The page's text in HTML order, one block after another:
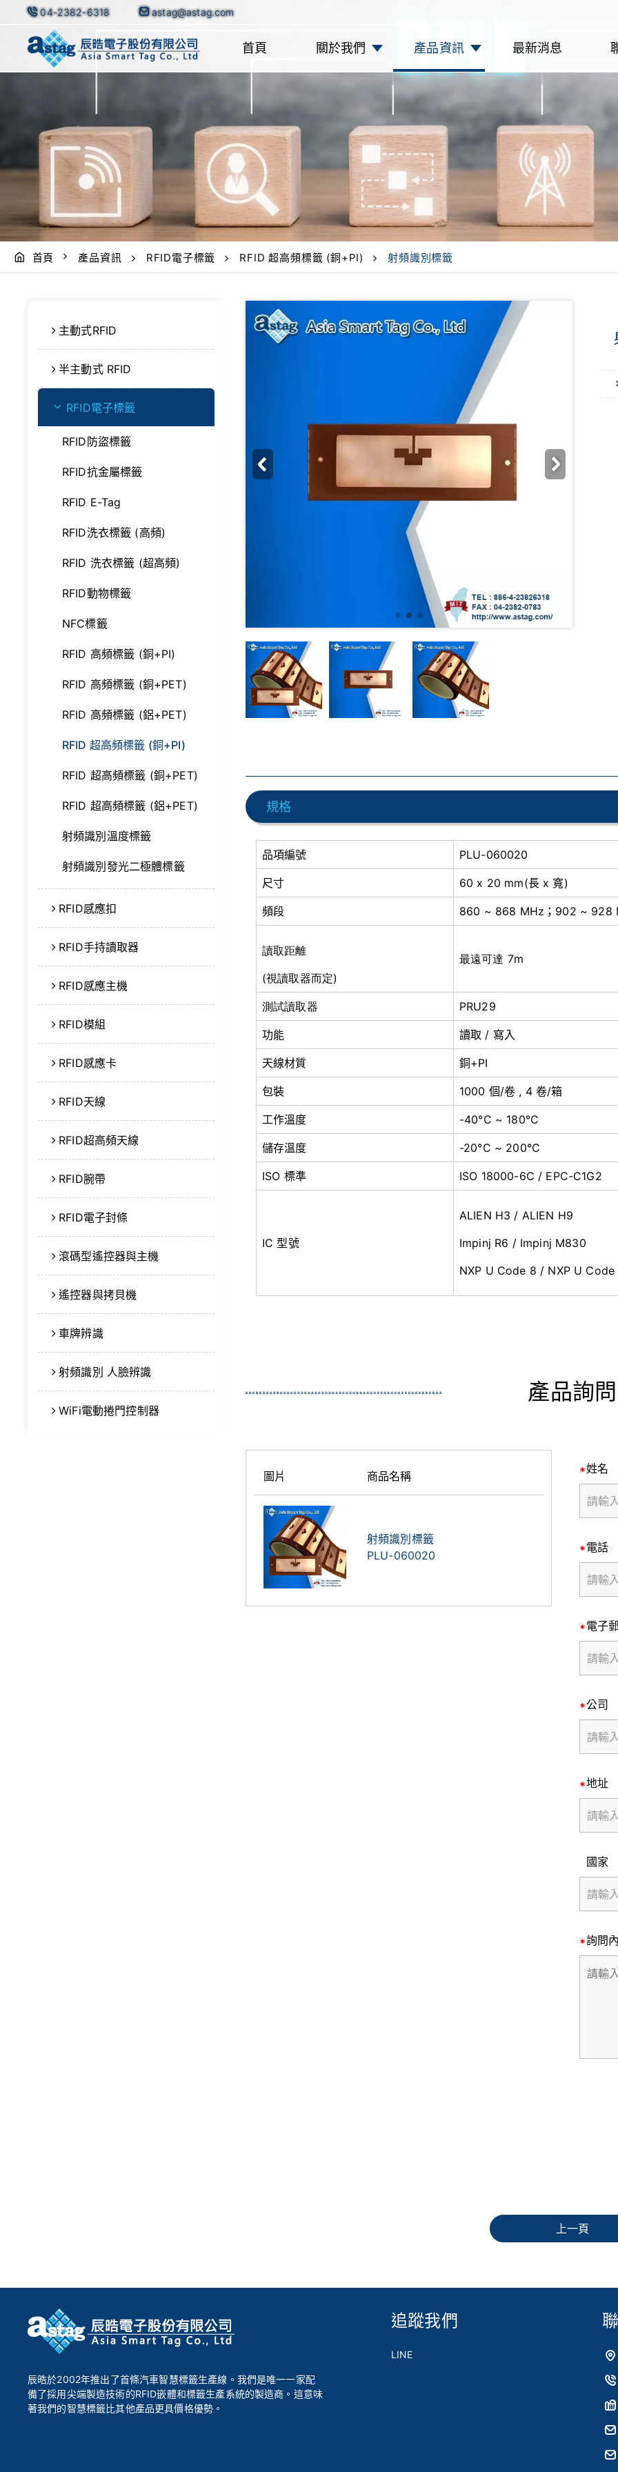
04-2382-6318 astag@astag.com
首頁 關於我們 產品資訊 最新消息
首頁 產品資訊 RFID電子標籤 RFID 超高頻標籤 (銅+PI) 射頻識別標籤
主動式RFID
半主動式 RFID
RFID電子標籤
RFID防盜標籤
RFID抗金屬標籤
RFID E-Tag
RFID洗衣標籤 (高頻)
RFID 洗衣標籤 (超高頻)
RFID動物標籤
NFC標籤
RFID 高頻標籤 (銅+PI)
RFID 高頻標籤 (銅+PET)
RFID 高頻標籤 (鋁+PET)
RFID 超高頻標籤 (銅+PI)
RFID 超高頻標籤 (銅+PET)
RFID 超高頻標籤 (鋁+PET)
射頻識別溫度標籤
射頻識別發光二極體標籤
RFID感應扣
RFID手持讀取器
RFID感應主機
RFID模組
RFID感應卡
RFID天線
RFID超高頻天線
RFID腕帶
RFID電子封條
滾碼型遙控器與主機
遙控器與拷貝機
車牌辨識
射頻識別 人臉辨識
WiFi電動捲門控制器
規格
品項編號 PLU-060020
尺寸 60 x 20 mm(長 x 寬)
頻段 860 ~ 868 MHz；902 ~ 928
讀取距離
(視讀取器而定)
最遠可達 7m
測試讀取器 PRU29
功能 讀取 / 寫入
天線材質 銅+PI
包裝 1000 個/卷 , 4 卷/箱
工作溫度 -40°C ~ 180°C
儲存溫度 -20°C ~ 200°C
ISO 標準 ISO 18000-6C / EPC-C1G2
IC 型號
ALIEN H3 / ALIEN H9
Impinj R6 / Impinj M830
NXP U Code 8 / NXP U Code
產品詢問
圖片 商品名稱
射頻識別標籤
PLU-060020
姓名
電話
電子
公司
地址
國家
詢問
上一頁
辰晧於2002年推出了首條汽車智慧標籤生產線。我們是唯一一家配
備了採用尖端製造技術的RFID嵌體和標籤生產系統的製造商。這意味
著我們的智慧標籤比其他產品更具價格優勢。
追蹤我們
LINE